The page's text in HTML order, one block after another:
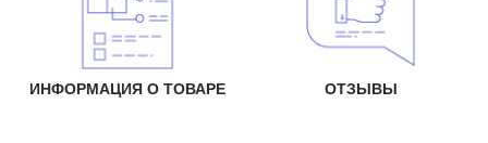
ИНФОРМАЦИЯ О ТОВАРЕ ОТЗЫВЫ